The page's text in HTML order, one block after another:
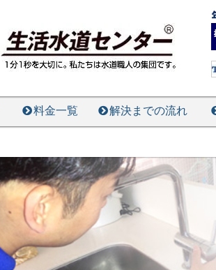
料金一覧 解決までの流れ